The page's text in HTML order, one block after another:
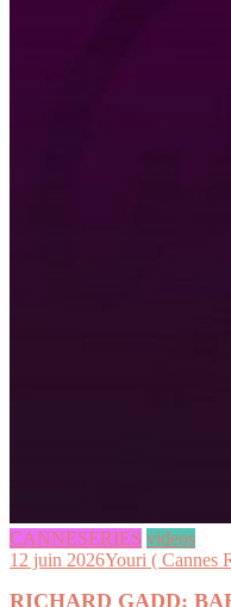
CANNESERIES videos
12 juin 2026Youri ( Cannes
RICHARD GADD: